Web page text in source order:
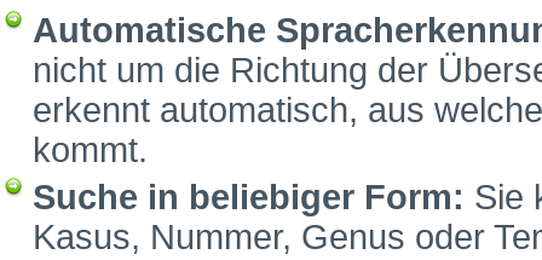
Automatische
nicht um die Richtung der
erkennt automatisch, aus
kommt.
Suche in beliebiger Form: Sie
Kasus, Nummer, Genus oder